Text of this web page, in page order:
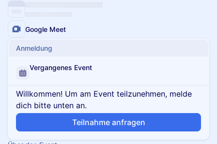
Google Meet
Anmeldung
Vergangenes Event
Willkommen! Um am Event teilzunehmen, melde
dich bitte unten an.
Teilnahme anfragen